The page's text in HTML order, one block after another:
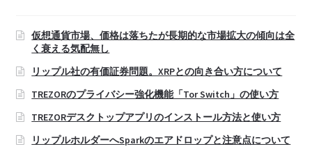
仮想通貨市場、価格は落ちたが長期的な市場拡大の傾向は全
く衰える気配無し
リップル社の有価証券問題。XRPとの向き合い方について
TREZORのプライバシー強化機能「Tor Switch」の使い方
TREZORデスクトップアプリのインストール方法と使い方
リップルホルダーへSparkのエアドロップと注意点について